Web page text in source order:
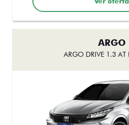
ARGO
ARGO DRIVE 1.3 AT